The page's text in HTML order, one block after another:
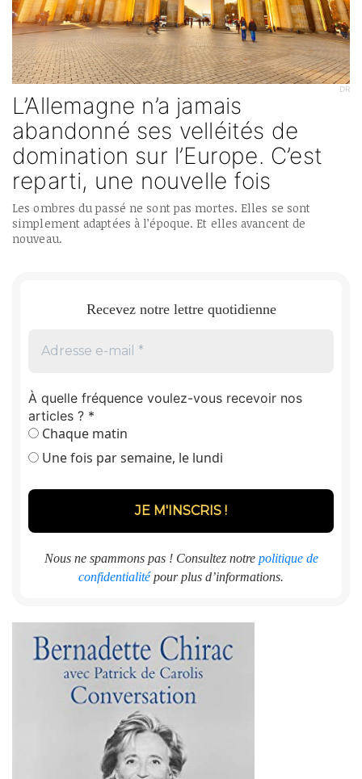
DR
L’Allemagne n’a jamais
abandonné ses velléités de
domination sur l’Europe. C’est
reparti, une nouvelle fois
Les ombres du passé ne sont pas mortes. Elles se sont
simplement adaptées à l’époque. Et elles avancent de
nouveau.
Recevez notre lettre quotidienne
À quelle fréquence voulez-vous recevoir nos
articles ? *
Chaque matin
Une fois par semaine, le lundi
Nous ne spammons pas ! Consultez notre politique de
confidentialitépour plus d’informations.